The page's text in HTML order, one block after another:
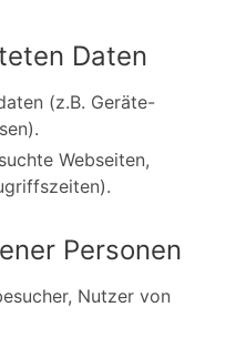
Daten
(z.B. Geräte-
Webseiten,
Personen
Nutzer von